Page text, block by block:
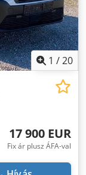
1 /20
17 900 EUR
Fix ár plusz ÁFA-val